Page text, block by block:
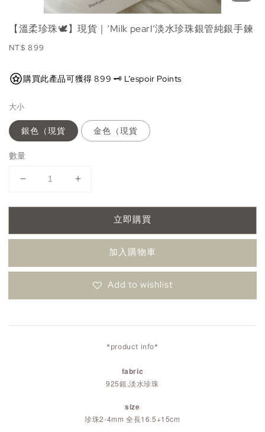
【溫柔珍珠🕊️】現貨｜‘Milk pearl’淡水珍珠銀管純銀手鍊
Regular
NT$ 899
購買此產品可獲得 899 🗝️ L’espoir Points
大小
銀色（現貨 金色（現貨
數量
立即購買
加入購物車
Add to wishlist
*product info*
fabric
925銀,淡水珍珠
size
珍珠2-4mm 全長16.5+15cm